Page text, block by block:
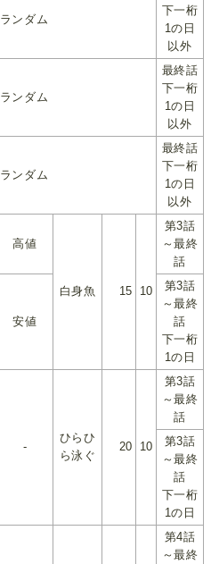
ランダム
下一桁
1の日
以外
ランダム
最終話
下一桁
1の日
以外
ランダム
最終話
下一桁
1の日
以外
高値
白身魚 15 10
第3話
～最終
話
安値
第3話
～最終
話
下一桁
1の日
-
ひらひ
ら泳ぐ
20 10
第3話
～最終
話
第3話
～最終
話
下一桁
1の日
第4話
～最終